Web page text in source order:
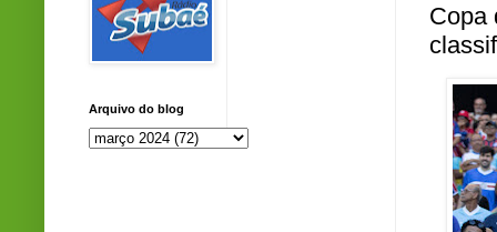
Copa
Arquivo do blog